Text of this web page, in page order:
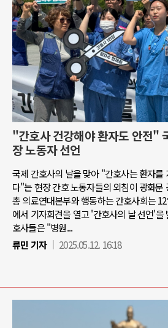
"간호사 건강해야 환자도 안전"
장 노동자 선언
국제 간호사의 날을 맞아 "간호사는 환자를
다"는 현장 간호 노동자들의 외침이 광화문
총 의료연대본부와 행동하는 간호사회는
에서 기자회견을 열고 '간호사의 날 선언'을
호사들은 "병원...
류민 기자
2025.05.12. 16:18